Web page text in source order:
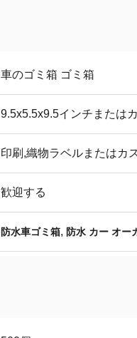
車のゴミ箱 ゴミ箱
9.5x5.5x9.5インチまたは
印刷,織物ラベルまたはカ
歓迎する
防水車ゴミ箱, 防水 カー オー